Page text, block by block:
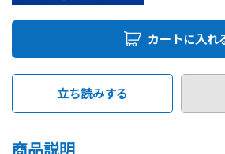
カートに入れ
立ち読みする
商品説明